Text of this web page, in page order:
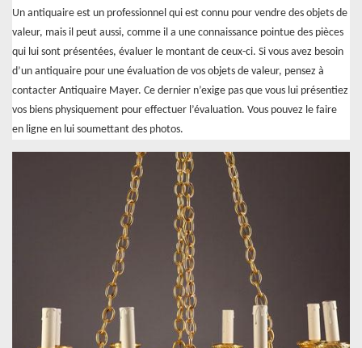
Un antiquaire est un professionnel qui est connu pour vendre des objets de
valeur, mais il peut aussi, comme il a une connaissance pointue des pièces
qui lui sont présentées, évaluer le montant de ceux-ci. Si vous avez besoin
d’un antiquaire pour une évaluation de vos objets de valeur, pensez à
contacter Antiquaire Mayer. Ce dernier n’exige pas que vous lui présentiez
vos biens physiquement pour effectuer l’évaluation. Vous pouvez le faire
en ligne en lui soumettant des photos.